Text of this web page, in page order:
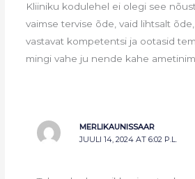
Kliiniku kodulehel ei olegi see
vaimse tervise õde, vaid lihtsalt
vastavat kompetentsi ja ootasid
mingi vahe ju nende kahe
MERLIKAUNISSAAR
JUULI 14, 2024 AT 6:02 P.L.